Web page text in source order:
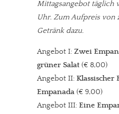
Mittagsangebot täglich
Uhr. Zum Aufpreis von
Getränk dazu.
Angebot I: Zwei
grüner Salat (€ 8,00)
Angebot II: Klassischer
Empanada (€ 9,00)
Angebot III: Eine